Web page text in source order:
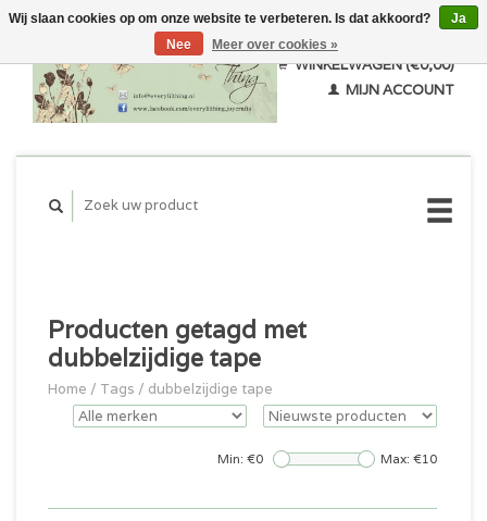
WINKELWAGEN (€0,00)
MIJN ACCOUNT
Producten getagd met
dubbelzijdige tape
Home / Tags / dubbelzijdige tape
Min: €0 Max: €10
Wij slaan cookies op om onze website te verbeteren. Is dat akkoord?
Ja
Nee
Meer over cookies »